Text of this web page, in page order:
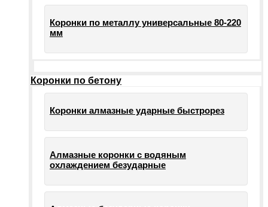
Коронки по металлу универсальные 80-220
мм
Коронки по бетону
Коронки алмазные ударные быстрорез
Алмазные коронки с водяным
охлаждением безударные